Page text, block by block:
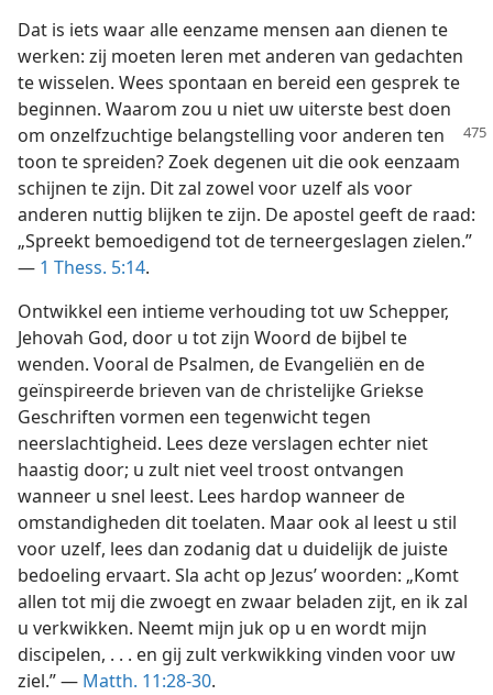
Dat is iets waar alle eenzame mensen aan dienen te
werken: zij moeten leren met anderen van gedachten
te wisselen. Wees spontaan en bereid een gesprek te
beginnen. Waarom zou u niet uw uiterste best doen
om onzelfzuchtige belangstelling voor anderen ten
toon te spreiden? Zoek degenen uit die ook eenzaam
schijnen te zijn. Dit zal zowel voor uzelf als voor
anderen nuttig blijken te zijn. De apostel geeft de raad:
„Spreekt bemoedigend tot de terneergeslagen zielen.”
— 1 Thess. 5:14.
Ontwikkel een intieme verhouding tot uw Schepper,
Jehovah God, door u tot zijn Woord de bijbel te
wenden. Vooral de Psalmen, de Evangeliën en de
geïnspireerde brieven van de christelijke Griekse
Geschriften vormen een tegenwicht tegen
neerslachtigheid. Lees deze verslagen echter niet
haastig door; u zult niet veel troost ontvangen
wanneer u snel leest. Lees hardop wanneer de
omstandigheden dit toelaten. Maar ook al leest u stil
voor uzelf, lees dan zodanig dat u duidelijk de juiste
bedoeling ervaart. Sla acht op Jezus’ woorden: „Komt
allen tot mij die zwoegt en zwaar beladen zijt, en ik zal
u verkwikken. Neemt mijn juk op u en wordt mijn
discipelen, . . . en gij zult verkwikking vinden voor uw
ziel.” — Matth. 11:28-30.